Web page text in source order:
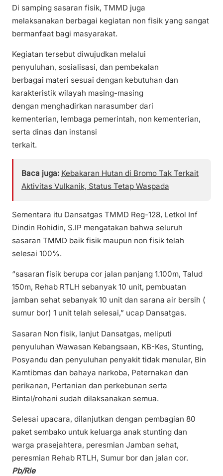
Di samping sasaran fisik, TMMD juga
melaksanakan berbagai kegiatan non fisik yang sangat
bermanfaat bagi masyarakat.
Kegiatan tersebut diwujudkan melalui
penyuluhan, sosialisasi, dan pembekalan
berbagai materi sesuai dengan kebutuhan dan
karakteristik wilayah masing-masing
dengan menghadirkan narasumber dari
kementerian, lembaga pemerintah, non kementerian,
serta dinas dan instansi
terkait.
Baca juga: Kebakaran Hutan di Bromo Tak Terkait
Aktivitas Vulkanik, Status Tetap Waspada
Sementara itu Dansatgas TMMD Reg-128, Letkol Inf
Dindin Rohidin, S.IP mengatakan bahwa seluruh
sasaran TMMD baik fisik maupun non fisik telah
selesai 100%.
“sasaran fisik berupa cor jalan panjang 1.100m, Talud
150m, Rehab RTLH sebanyak 10 unit, pembuatan
jamban sehat sebanyak 10 unit dan sarana air bersih (
sumur bor) 1 unit telah selesai,” ucap Dansatgas.
Sasaran Non fisik, lanjut Dansatgas, meliputi
penyuluhan Wawasan Kebangsaan, KB-Kes, Stunting,
Posyandu dan penyuluhan penyakit tidak menular, Bin
Kamtibmas dan bahaya narkoba, Peternakan dan
perikanan, Pertanian dan perkebunan serta
Bintal/rohani sudah dilaksanakan semua.
Selesai upacara, dilanjutkan dengan pembagian 80
paket sembako untuk keluarga anak stunting dan
warga prasejahtera, peresmian Jamban sehat,
peresmian Rehab RTLH, Sumur bor dan jalan cor.
Pb/Rie